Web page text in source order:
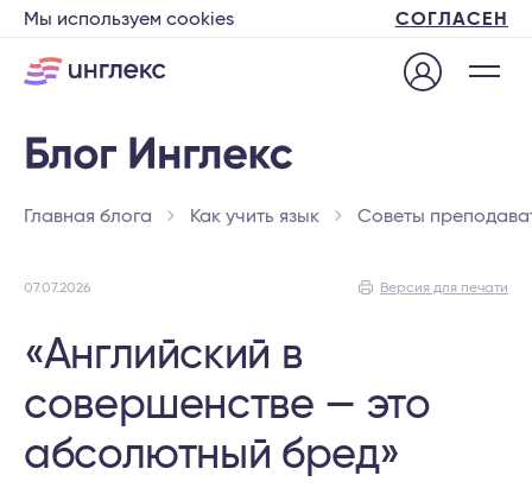
Мы используем cookies СОГЛАСЕН
Главная блога Как учить язык Советы
07.07.2026 Версия для печати
«Английский в
совершенстве — это
абсолютный бред»